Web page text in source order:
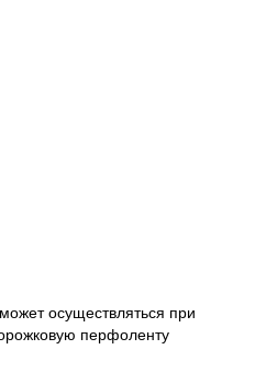
осуществляться при
перфоленту